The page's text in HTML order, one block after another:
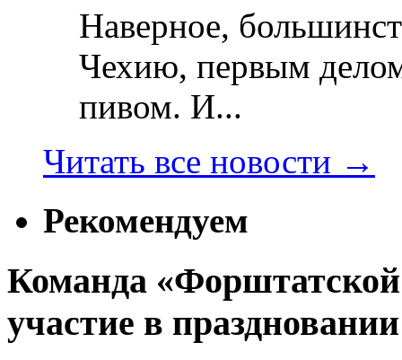
Наверное,
Чехию, первым
пивом. И...
Читать все новости →
Рекомендуем
Команда
участие в